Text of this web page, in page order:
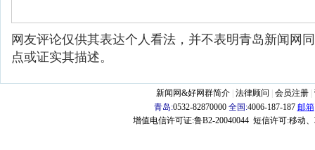
网友评论仅供其表达个人看法，并不表明青岛新闻网
点或证实其描述。